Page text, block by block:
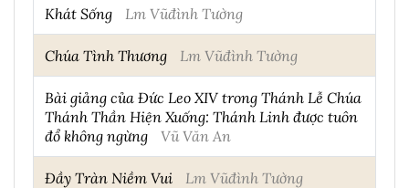
Khát Sống Lm Vũđình Tường
Chúa Tình Thương Lm Vũđình Tường
Bài giảng của Đức Leo XIV trong Thánh Lễ Chúa
Thánh Thần Hiện Xuống: Thánh Linh được tuôn
đổ không ngừng
Vũ Văn An
Đầy Tràn Niềm Vui Lm Vũđình Tường